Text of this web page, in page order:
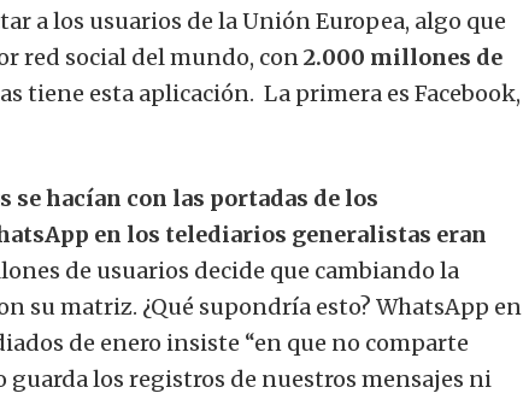
a los usuarios de la Unión Europea, algo que
red social del mundo, con2.000 millones de
tiene esta aplicación. La primera es Facebook,
hacían con las portadas de los
en los telediarios generalistas eran
de usuarios decide que cambiando la
su matriz. ¿Qué supondría esto? WhatsApp en
de enero insiste “en que no comparte
guarda los registros de nuestros mensajes ni